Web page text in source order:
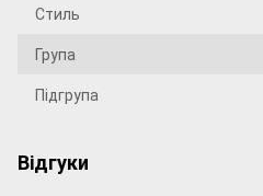
Стиль
Група
Підгрупа
Відгуки